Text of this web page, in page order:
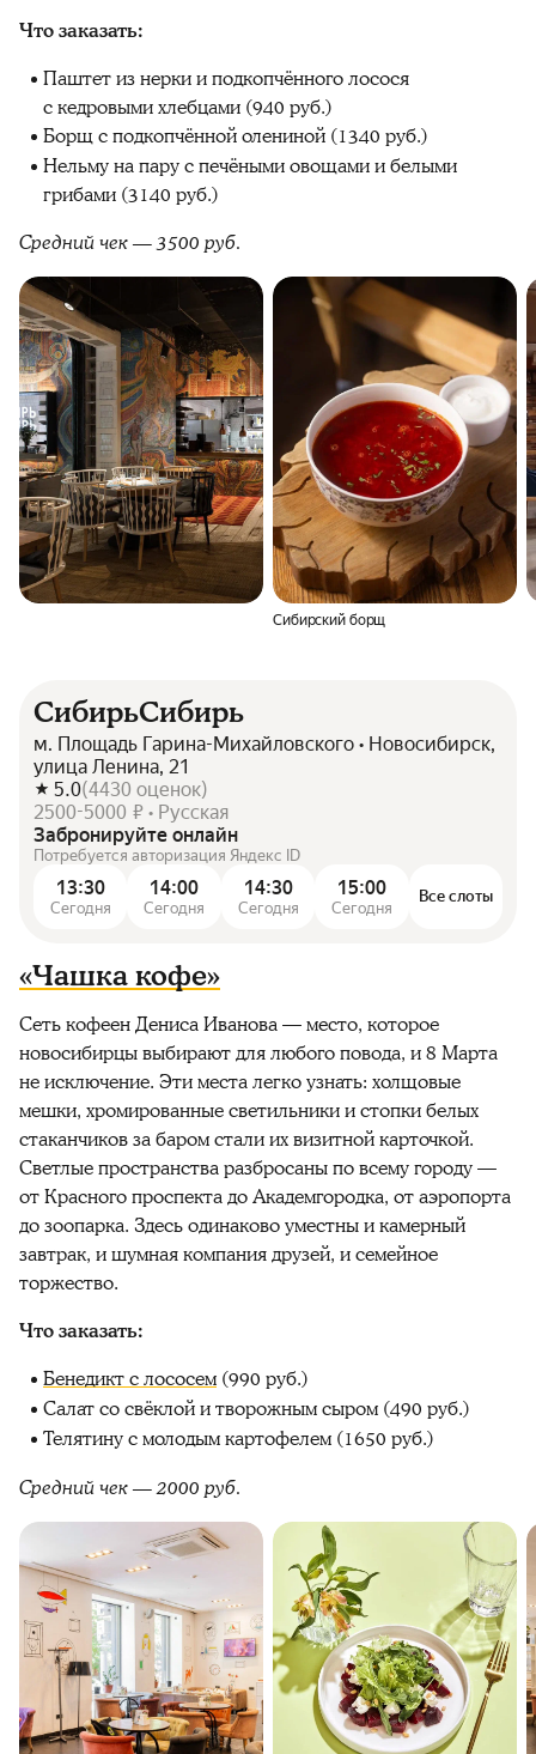
Что заказать:
Паштет из нерки и подкопчённого лосося
с кедровыми хлебцами (940 руб.)
Борщ с подкопчённой олениной (1340 руб.)
Нельму на пару с печёными овощами и белыми
грибами (3140 руб.)
Средний чек — 3500 руб.
Сибирский борщ
СибирьСибирь
м. Площадь Гарина-Михайловского • Новосибирск,
улица Ленина, 21
5.0(4430 оценок)
2500-5000 ₽ • Русская
Забронируйте онлайн
Потребуется авторизация Яндекс ID
13:30
Сегодня
14:00
Сегодня
14:30
Сегодня
15:00
Сегодня
Все слоты
«Чашка кофе»
Сеть кофеен Дениса Иванова — место, которое
новосибирцы выбирают для любого повода, и 8 Марта
не исключение. Эти места легко узнать: холщовые
мешки, хромированные светильники и стопки белых
стаканчиков за баром стали их визитной карточкой.
Светлые пространства разбросаны по всему городу —
от Красного проспекта до Академгородка, от аэропорта
до зоопарка. Здесь одинаково уместны и камерный
завтрак, и шумная компания друзей, и семейное
торжество.
Что заказать:
Бенедикт с лососем (990 руб.)
Салат со свёклой и творожным сыром (490 руб.)
Телятину с молодым картофелем (1650 руб.)
Средний чек — 2000 руб.